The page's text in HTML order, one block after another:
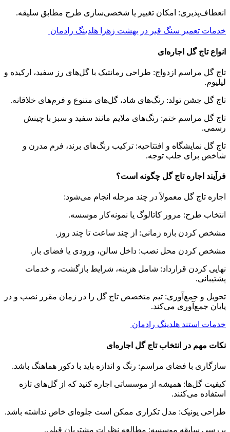
انعطاف‌پذیری: امکان تغییر یا شخصی‌سازی طرح مطابق سلیقه.
خدمات تعمیر سنگ قبر در بهشت زهرا هلدینگ رادمان
انواع تاج گل اجاره‌ای
تاج گل مراسم ازدواج: طراحی رمانتیک با گل‌های رز سفید، ارکیده و
لیلیوم.
تاج گل جشن تولد: رنگ‌های شاد، گل‌های متنوع و فرم‌های خلاقانه.
تاج گل مراسم ختم: رنگ‌های ملایم مانند سفید و سبز با چینش
رسمی.
تاج گل نمایشگاه و افتتاحیه: ترکیب رنگ‌های برند، فرم مدرن و
شاخص برای جلب توجه.
فرآیند اجاره تاج گل چگونه است؟
اجاره تاج گل معمولاً در چند مرحله انجام می‌شود:
انتخاب طرح: مرور کاتالوگ یا نمونه‌کار موسسه.
مشخص کردن بازه زمانی: از چند ساعت تا چند روز.
مشخص کردن محل نصب: داخل سالن، ورودی یا فضای باز.
نهایی کردن قرارداد: شامل هزینه، شرایط بازگشت، و خدمات
پشتیبانی.
تحویل و جمع‌آوری: تیم متخصص تاج گل را در زمان مقرر نصب و در
پایان جمع‌آوری می‌کند.
خدمات استند هلدینگ رادمان
نکات مهم در انتخاب تاج گل اجاره‌ای
سازگاری با فضای مراسم: رنگ و اندازه باید با دکور هماهنگ باشد.
کیفیت گل‌ها: همیشه از موسساتی اجاره کنید که از گل‌های تازه
استفاده می‌کنند.
طراحی یونیک: مدل تکراری ممکن است جلوه‌ای خاص نداشته باشد.
بررسی سابقه موسسه: مطالعه نظرات مشتریان قبلی.